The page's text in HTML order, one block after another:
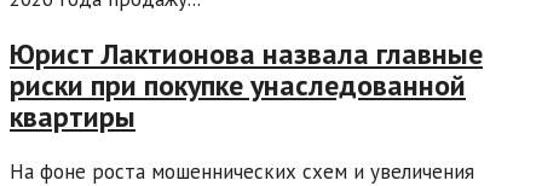
Юрист Лактионова назвала главные
риски при покупке унаследованной
квартиры
На фоне роста мошеннических схем и увеличения